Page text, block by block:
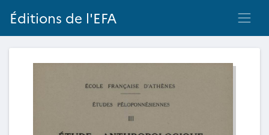
Éditions de l'EFA